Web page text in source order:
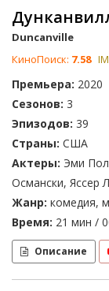
Duncanville
КиноПоиск: 7.58
Премьера: 2020
Сезонов: 3
Эпизодов: 39
Страны: США
Актеры: Эми
Османски, Яссер
Жанр: комедия,
Время: 21 мин /
Описание